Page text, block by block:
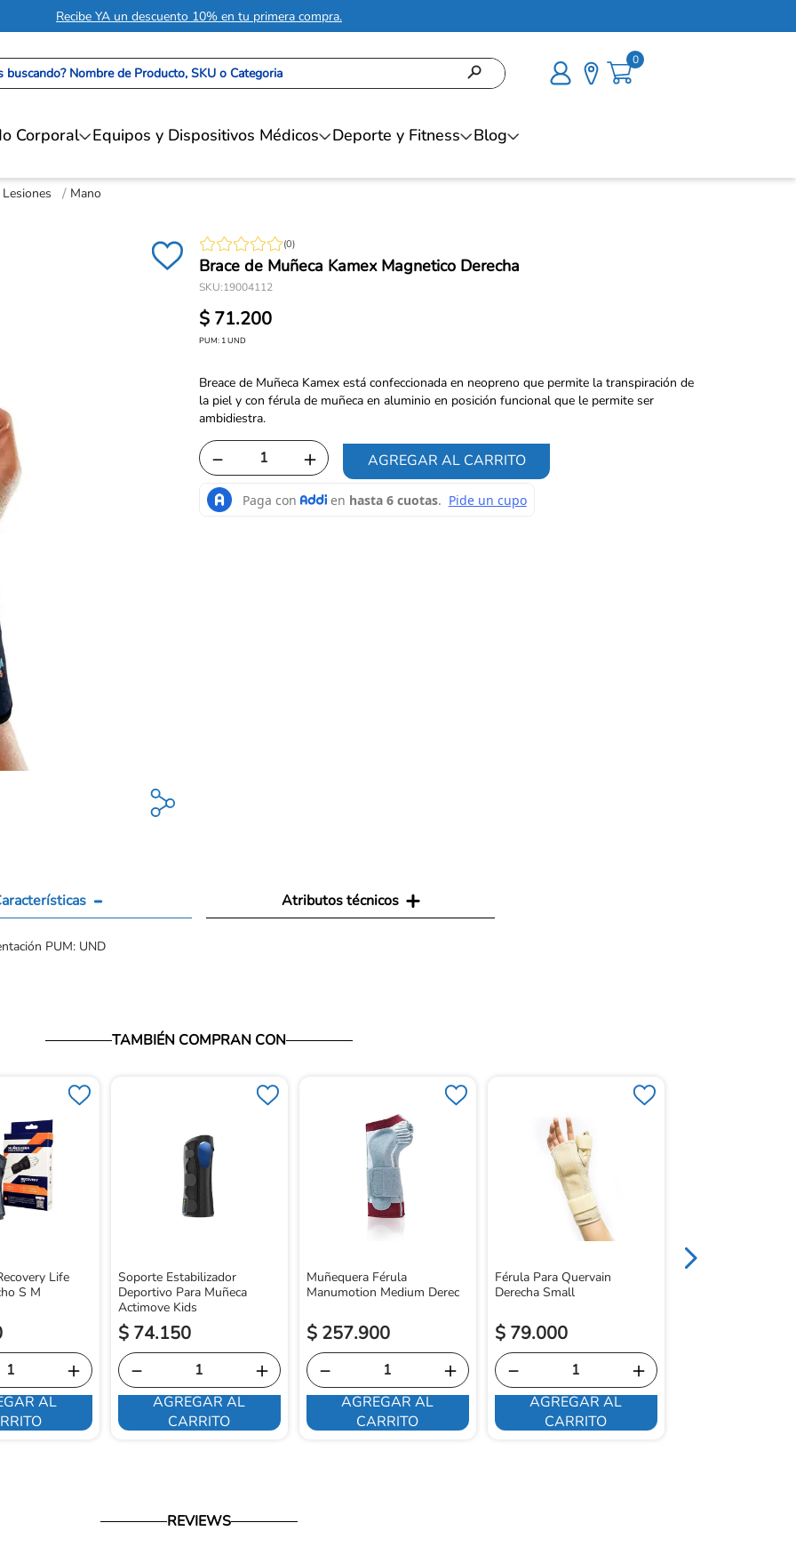
Recibe YA un descuento 10% en tu primera compra.
Nombre de Producto, SKU o Categoria 0
Corporal Equipos y Dispositivos Médicos Deporte y Fitness Blog
Mano
(0)
Brace de Muñeca Kamex Magnetico Derecha
SKU:19004112
$ 71.200
PUM: 1UND
Breace de Muñeca Kamex está confeccionada en neopreno que permite la transpiración de
la piel y con férula de muñeca en aluminio en posición funcional que le permite ser
ambidiestra.
＋
－ AGREGAR AL CARRITO
Atributos técnicos
PUM: UND
TAMBIÉN COMPRAN CON
Life
S M
＋
AL
Soporte Estabilizador
Deportivo Para Muñeca
Actimove Kids
$ 74.150
＋
－
AGREGAR AL
CARRITO
Muñequera Férula
Manumotion Medium Derec
$ 257.900
＋
－
AGREGAR AL
CARRITO
Férula Para Quervain
Derecha Small
$ 79.000
＋
－
AGREGAR AL
CARRITO
REVIEWS